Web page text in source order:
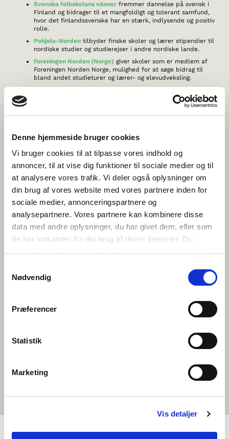
Denne hjemmeside bruger cookies
Vi bruger cookies til at tilpasse vores indhold og
annoncer, til at vise dig funktioner til sociale medier og til
at analysere vores trafik. Vi deler også oplysninger om
din brug af vores website med vores partnere inden for
sociale medier, annonceringspartnere og
analysepartnere. Vores partnere kan kombinere disse
data med andre oplysninger, du har givet dem, eller som
de har indsamlet fra din brug af deres tjenester. Du
Nødvendig
Præferencer
Statistik
Marketing
Vis detaljer
Svenska folkskolans vännerfremmer dannelse på svensk i
Finland og bidrager til et mangfoldigt og tolerant samfund,
hvor det finlandssvenske har en stærk, indlysende og positiv
rolle.
Pohjola-Nordentilbyder finske skoler og lærer stipendier til
nordiske studier og studierejser i andre nordiske lande.
Foreningen Norden (Norge) giver skoler som er medlem af
Foreningen Norden Norge, mulighed for at søge bidrag til
bland andet studieturer og lærer- og elevudveksling.
danske unges uddannelse, praktik, studierejser og andre
uddannelsesrelaterede aktiviteter i Sverige samt til unge
islændinges ophold på en fri kostskole i Danmark.
BILATERALE FONDE
Følgende fonde støtter kultursamarbejdet mellem to af de nordiske
lande/områder. Ofte omfattes også skoleaktivitet og studierejser.
Kulturfonden for Finland og Danmark
Dansk-Færøsk Kulturfond
Den Grønlandske Fond
Fondet for Dansk-Islandsk Samarbejde
Kulturfonden Island-Finland
Kulturfonden för Sverige och Finland
Norsk-islandsk kultur­samarbeid
Grønlandsfonden